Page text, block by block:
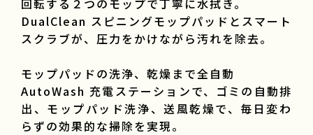
回転する２つのモップで丁寧に水拭き。
DualClean スピニングモップパッドとスマート
スクラブが、圧力をかけながら汚れを除去。
モップパッドの洗浄、乾燥まで全自動
AutoWash 充電ステーションで、ゴミの自動排
出、モップパッド洗浄、送風乾燥で、毎日変わ
らずの効果的な掃除を実現。